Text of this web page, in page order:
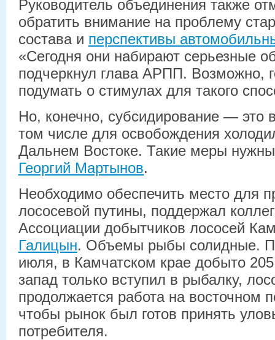
Руководитель объединения также
обратить внимание на проблему
состава и перспективы
«Сегодня они набирают серьезные
подчеркнул глава АРПП. Возможно,
подумать о стимулах для такого
Но, конечно, субсидирование — это
том числе для освобождения
Дальнем Востоке. Такие меры
Георгий Мартынов.
Необходимо обеспечить место для
лососевой путины, поддержал
Ассоциации добытчиков лососей
Галицын. Объемы рыбы солидные.
июля, в Камчатском крае добыто
запад только вступил в рыбалку,
продолжается работа на восточном
чтобы рынок был готов принять
потребителя.